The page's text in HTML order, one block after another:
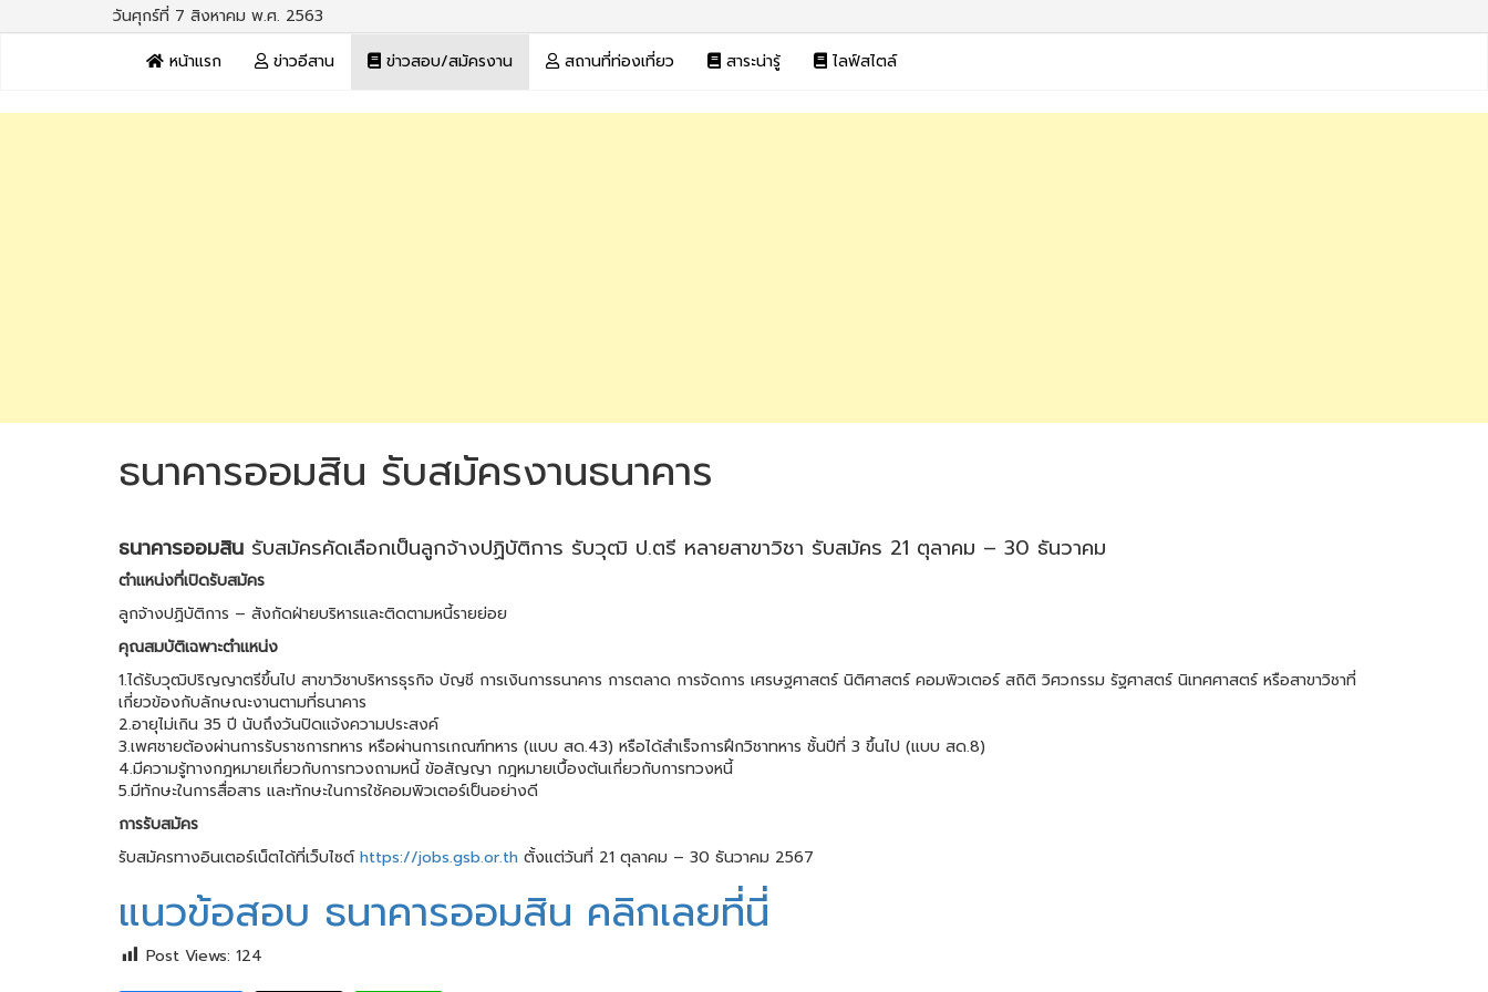
วันศุกร์ที่ 7 สิงหาคม พ.ศ. 2563
หน้าแรก
ข่าวอีสาน ข่าวสอบ/สมัครงาน สถานที่ท่องเที่ยว สาระน่ารู้ ไลฟ์สไตล์
ธนาคารออมสิน รับสมัครงานธนาคาร
ธนาคารออมสิน รับสมัครคัดเลือกเป็นลูกจ้างปฏิบัติการ รับวุฒิ ป.ตรี หลายสาขาวิชา รับสมัคร 21 ตุลาคม – 30 ธันวาคม
ตำแหน่งที่เปิดรับสมัคร
ลูกจ้างปฏิบัติการ – สังกัดฝ่ายบริหารและติดตามหนี้รายย่อย
คุณสมบัติเฉพาะตำแหน่ง
1.ได้รับวุฒิปริญญาตรีขึ้นไป สาขาวิชาบริหารธุรกิจ บัญชี การเงินการธนาคาร การตลาด การจัดการ เศรษฐศาสตร์ นิติศาสตร์ คอมพิวเตอร์ สถิติ วิศวกรรม รัฐศาสตร์ นิเทศศาสตร์ หรือสาขาวิชาที่
เกี่ยวข้องกับลักษณะงานตามที่ธนาคาร
2.อายุไม่เกิน 35 ปี นับถึงวันปิดแจ้งความประสงค์
3.เพศชายต้องผ่านการรับราชการทหาร หรือผ่านการเกณฑ์ทหาร (แบบ สด.43) หรือได้สำเร็จการฝึกวิชาทหาร ชั้นปีที่ 3 ขึ้นไป (แบบ สด.8)
4.มีความรู้ทางกฎหมายเกี่ยวกับการทวงถามหนี้ ข้อสัญญา กฎหมายเบื้องต้นเกี่ยวกับการทวงหนี้
5.มีทักษะในการสื่อสาร และทักษะในการใช้คอมพิวเตอร์เป็นอย่างดี
การรับสมัคร
รับสมัครทางอินเตอร์เน็ตได้ที่เว็บไซต์https://jobs.gsb.or.th ตั้งแต่วันที่ 21 ตุลาคม – 30 ธันวาคม 2567
แนวข้อสอบ ธนาคารออมสิน คลิกเลยที่นี่
Post Views: 124